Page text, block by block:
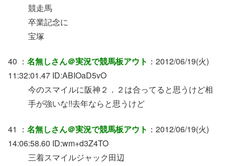
競走馬
卒業記念に
宝塚
40 ： 名無しさん＠実況で競馬板アウト ：2012/06/19(火)
11:32:01.47 ID:ABIOaD5vO
今のスマイルに阪神２．２は合ってると思うけど相
手が強いな!!去年ならと思うけど
41 ： 名無しさん＠実況で競馬板アウト ：2012/06/19(火)
14:06:58.60 ID:wm+d3Z4TO
三着スマイルジャック田辺